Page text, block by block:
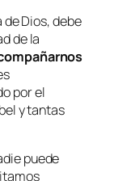
Dios, debe
de la
por el
y tantas
puede